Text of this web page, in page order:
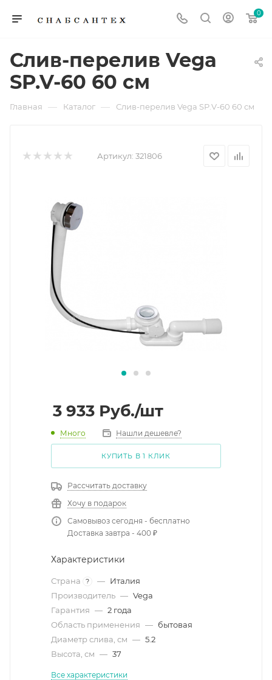
0
Слив-перелив Vega
SP.V-60 60 см
Главная — Каталог — Слив-перелив Vega SP.V-60 60 см
Артикул: 321806
3 933 Руб./шт
Много Нашли дешевле?
КУПИТЬ В 1 КЛИК
Рассчитать доставку
Хочу в подарок
Самовывоз сегодня - бесплатно
Доставка завтра - 400 ₽
Характеристики
Страна ? — Италия
Производитель — Vega
Гарантия — 2 года
Область применения — бытовая
Диаметр слива, см — 5.2
Высота, см — 37
Все характеристики